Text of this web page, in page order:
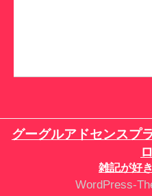
グーグルアドセンスプ
雑記が好
WordPress-